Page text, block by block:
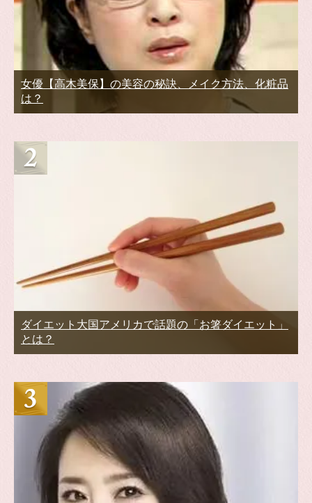
女優【高木美保】の美容の秘訣、メイク方法、化粧品
は？
ダイエット大国アメリカで話題の「お箸ダイエット」
とは？